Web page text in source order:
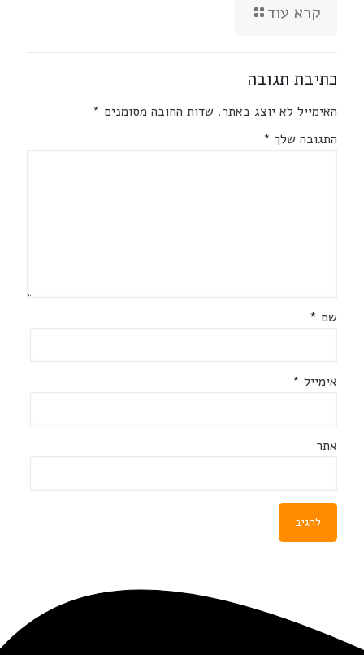
קרא עוד
כתיבת תגובה
האימייל לא יוצג באתר. שדות החובה מסומנים *
התגובה שלך *
שם *
אימייל *
אתר